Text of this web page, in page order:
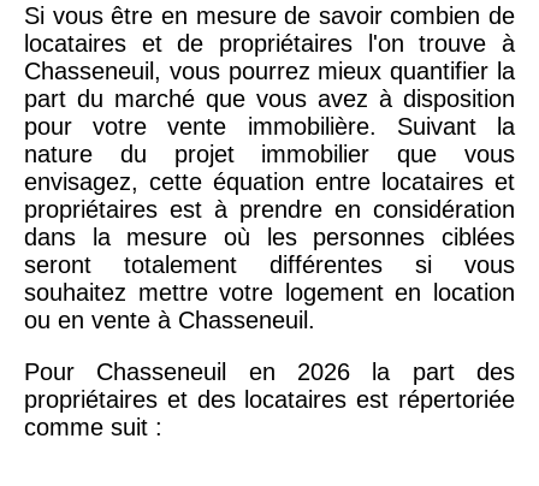
Si vous être en mesure de savoir combien de
locataires et de propriétaires l'on trouve à
Chasseneuil, vous pourrez mieux quantifier la
part du marché que vous avez à disposition
pour votre vente immobilière. Suivant la
nature du projet immobilier que vous
envisagez, cette équation entre locataires et
propriétaires est à prendre en considération
dans la mesure où les personnes ciblées
seront totalement différentes si vous
souhaitez mettre votre logement en location
ou en vente à Chasseneuil.
Pour Chasseneuil en 2026 la part des
propriétaires et des locataires est répertoriée
comme suit :